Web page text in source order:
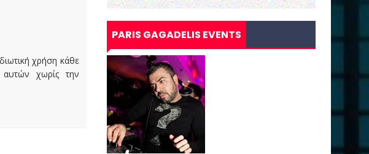
χρήση κάθε
αυτών χωρίς την
PARIS GAGADELIS EVENTS